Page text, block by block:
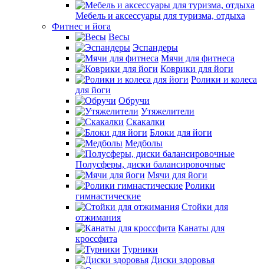
Мебель и аксессуары для туризма, отдыха
Фитнес и йога
Весы
Эспандеры
Мячи для фитнеса
Коврики для йоги
Ролики и колеса
для йоги
Обручи
Утяжелители
Скакалки
Блоки для йоги
Медболы
Полусферы, диски балансировочные
Мячи для йоги
Ролики
гимнастические
Стойки для
отжимания
Канаты для
кроссфита
Турники
Диски здоровья